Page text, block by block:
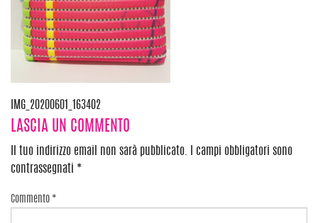
Navigazione
articoli
IMG_20200601_163402
LASCIA UN COMMENTO
Il tuo indirizzo email non sarà pubblicato.
I campi obbligatori sono
contrassegnati *
Commento *